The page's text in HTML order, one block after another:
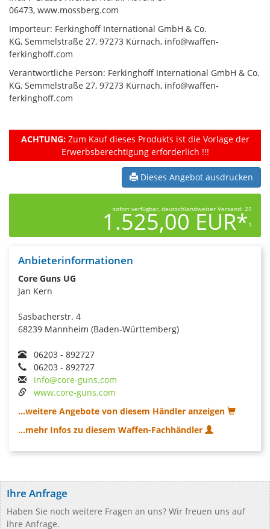
06473, www.mossberg.com
Importeur: Ferkinghoff International GmbH & Co.
KG, Semmelstraße 27, 97273 Kürnach, info@waffen-
ferkinghoff.com
Verantwortliche Person: Ferkinghoff International GmbH & Co.
KG, Semmelstraße 27, 97273 Kürnach, info@waffen-
ferkinghoff.com
ACHTUNG:Zum Kauf dieses Produkts ist die Vorlage der
Erwerbsberechtigung erforderlich !!!
Dieses Angebot ausdrucken
sofort verfügbar, deutschlandweiter Versand: 25
1.525,00 EUR*1
Anbieterinformationen
Core Guns UG
Jan Kern
Sasbacherstr. 4
68239 Mannheim (Baden-Württemberg)
06203 - 892727
06203 - 892727
info@core-guns.com
www.core-guns.com
...weitere Angebote von diesem Händler anzeigen
...mehr Infos zu diesem Waffen-Fachhändler
Ihre Anfrage
Haben Sie noch weitere Fragen an uns? Wir freuen uns auf
ihre Anfrage.